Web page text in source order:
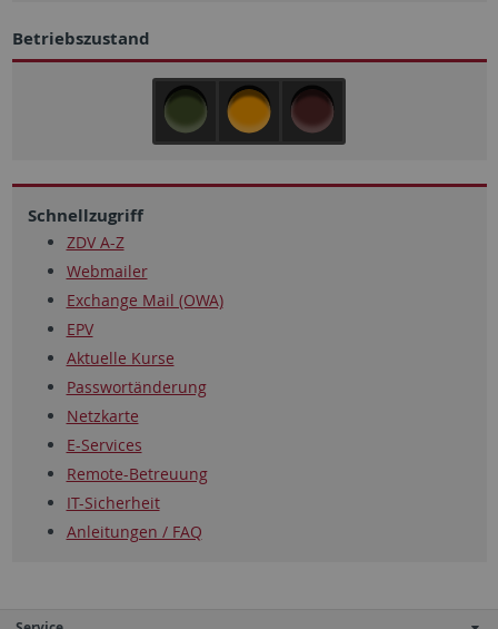
Betriebszustand
Schnellzugriff
ZDV A-Z
Webmailer
Exchange Mail (OWA)
EPV
Aktuelle Kurse
Passwortänderung
Netzkarte
E-Services
Remote-Betreuung
IT-Sicherheit
Anleitungen / FAQ